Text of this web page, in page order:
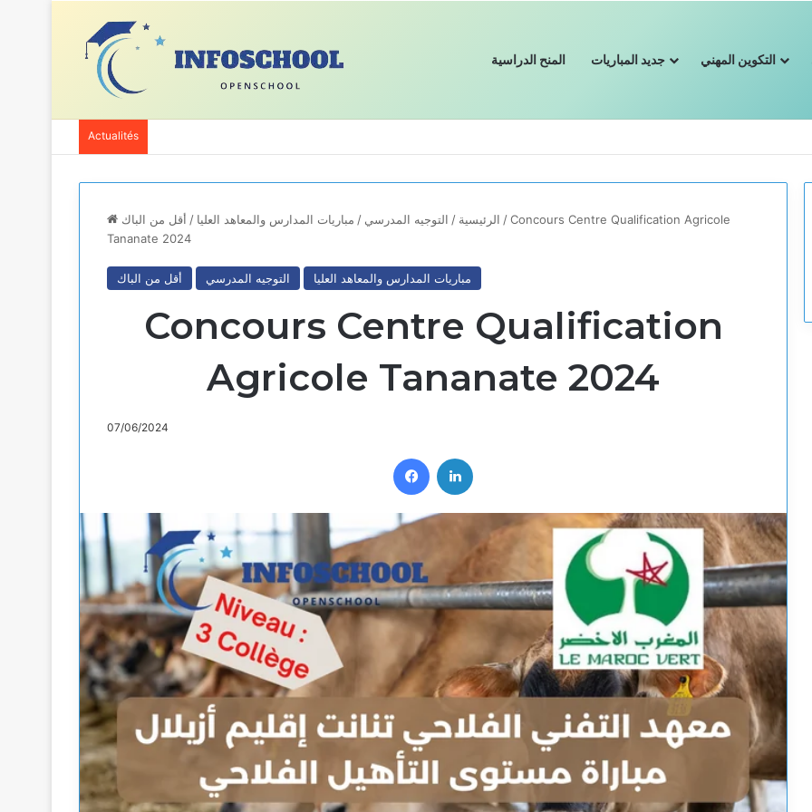
المنح الدراسية جديد المباريات التكوين المهني
Actualités
الرئيسية / التوجيه المدرسي / مباريات المدارس والمعاهد العليا / أقل من الباك /Concours Centre Qualification Agricole
Tananate 2024
أقل من الباك التوجيه المدرسي مباريات المدارس والمعاهد العليا
Concours Centre Qualification
Agricole Tananate 2024
07/06/2024